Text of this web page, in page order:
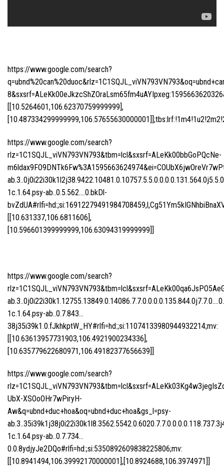
https://www.google.com/search?
[[10.5264601,106.62370759999999],
https://www.google.com/search?
rlz=1C1SQJL_viVN793VN793&tbm=lcl&sxsrf=ALeKk00bbGoPQcNe-
1c.1.64.psy-ab..0.5.562….0.bkDl-
[[10.631337,106.6811606],
[10.596601399999999,106.63094319999999]]
https://www.google.com/search?
1c.1.64.psy-ab..0.7.843…
38j35i39k1.0.fJkhkptW_HY#rlfi=hd:;si:11074133980944932214;mv:
[[10.63613957731903,106.4921900234336],
[10.635779622680971,106.49182377656639]]
https://www.google.com/search?
UbX-XSOoOHr7wPiryH-
Aw&q=ubnd+duc+hoa&oq=ubnd+duc+hoa&gs_l=psy-
1c.1.64.psy-ab..0.7.734…
0.0.8ydjyJe2DQo#rlfi=hd:;si:5350892609838225806;mv:
[[10.8941494,106.39992170000001],[10.8924688,106.3974971]]